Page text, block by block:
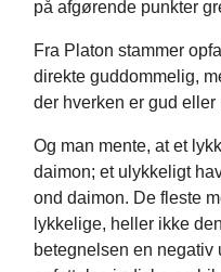
på afgørende punkter
Fra Platon stammer
direkte guddommelig,
der hverken er gud eller
Og man mente, at et
daimon; et ulykkeligt
ond daimon. De fleste
lykkelige, heller ikke
betegnelsen en negativ